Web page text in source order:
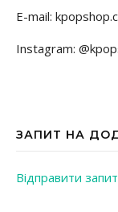
E-mail:
Instagram:
ЗАПИТ НА
Відправити запит